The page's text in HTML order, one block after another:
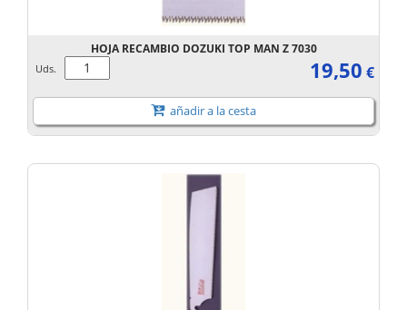
HOJA RECAMBIO DOZUKI TOP MAN Z 7030
Uds. 19,50 €
añadir a la cesta